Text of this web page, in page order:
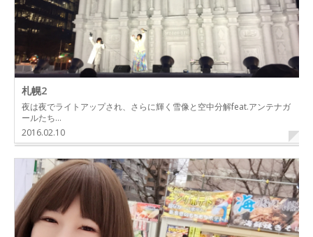
札幌2
夜は夜でライトアップされ、さらに輝く雪像と空中分解feat.アンテナガ
ールたち…
2016.02.10